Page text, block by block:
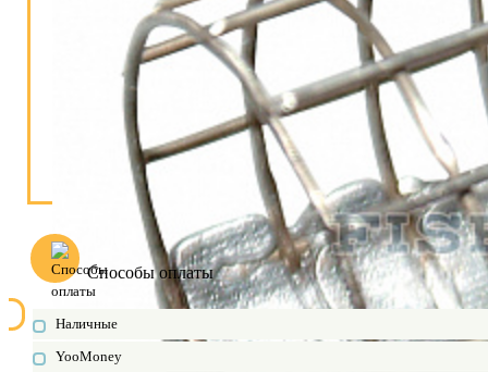
Способы оплаты
Наличные
YooMoney